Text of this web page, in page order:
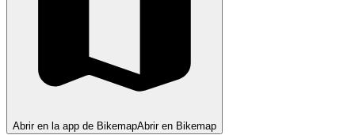
Abrir en la app de BikemapAbrir en Bikemap